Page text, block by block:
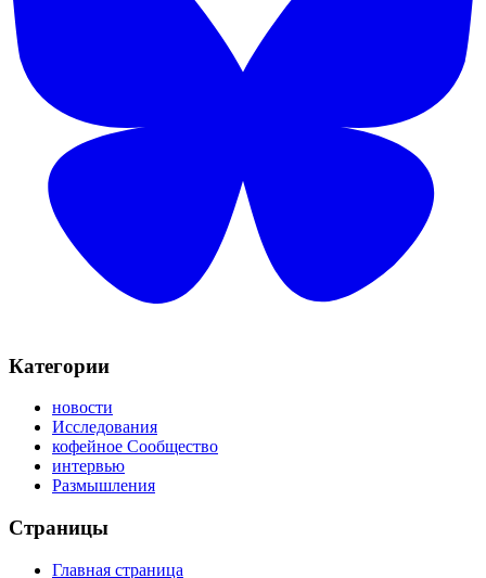
Категории
новости
Исследования
кофейное Сообщество
интервью
Размышления
Страницы
Главная страница